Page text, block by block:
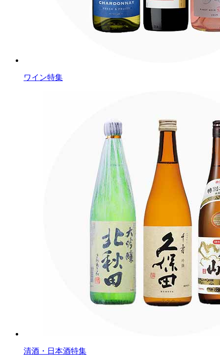
ワイン特集
清酒・日本酒特集